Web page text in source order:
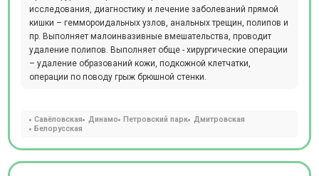
исследования, диагностику и лечение заболеваний прямой
кишки – геммороидальных узлов, анальных трещин, полипов и
пр. Выполняет малоинвазивные вмешательства, проводит
удаление полипов. Выполняет обще - хирургические операции
– удаление образований кожи, подкожной клетчатки,
операции по поводу грыж брюшной стенки.
Савёловская Динамо Петровский парк
Дмитровская
Белорусская